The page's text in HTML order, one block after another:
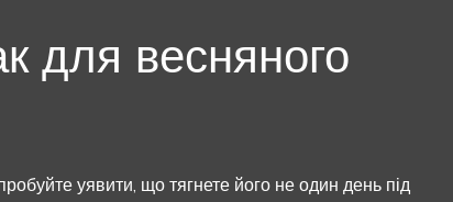
для весняного
уявити, що тягнете його не один день під